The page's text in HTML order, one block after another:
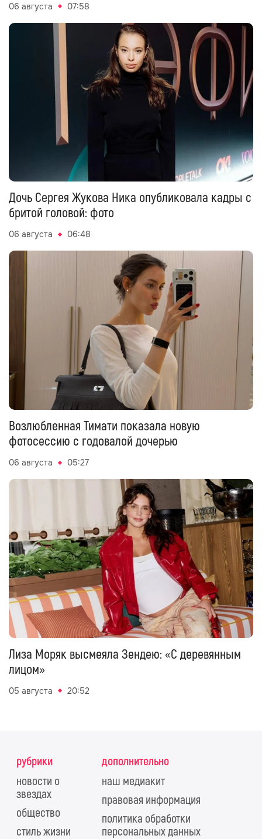
06 августа 07:58
Дочь Сергея Жукова Ника опубликовала кадры с
бритой головой: фото
06 августа 06:48
Возлюбленная Тимати показала новую
фотосессию с годовалой дочерью
06 августа 05:27
Лиза Моряк высмеяла Зендею: «С деревянным
лицом»
05 августа 20:52
рубрики
новости о
звездах
общество
стиль жизни
дополнительно
наш медиакит
правовая информация
политика обработки
персональных данных